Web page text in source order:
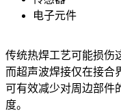
电子元件
传统热焊工艺可能损伤
而超声波焊接仅在接合
可有效减少对周边部件
度。